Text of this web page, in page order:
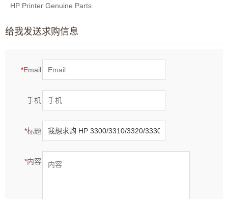
HP Printer Genuine Parts
给我发送求购信息
*Email
手机
*标题
*内容